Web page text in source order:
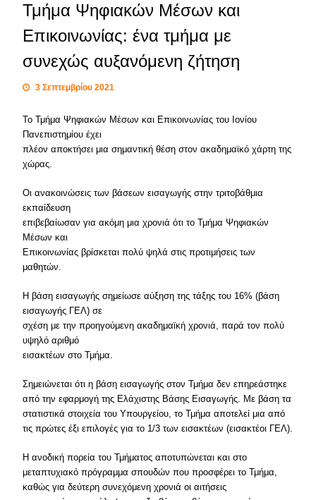
Τμήμα Ψηφιακών Μέσων και
Επικοινωνίας: ένα τμήμα με
συνεχώς αυξανόμενη ζήτηση
3 Σεπτεμβρίου 2021
Το Τμήμα Ψηφιακών Μέσων και Επικοινωνίας του Ιονίου
Πανεπιστημίου έχει
πλέον αποκτήσει μια σημαντική θέση στον ακαδημαϊκό χάρτη της
χώρας.
Οι ανακοινώσεις των βάσεων εισαγωγής στην τριτοβάθμια
εκπαίδευση
επιβεβαίωσαν για ακόμη μια χρονιά ότι το Τμήμα Ψηφιακών
Μέσων και
Επικοινωνίας βρίσκεται πολύ ψηλά στις προτιμήσεις των
μαθητών.
Η βάση εισαγωγής σημείωσε αύξηση της τάξης του 16% (βάση
εισαγωγής ΓΕΛ) σε
σχέση με την προηγούμενη ακαδημαϊκή χρονιά, παρά τον πολύ
υψηλό αριθμό
εισακτέων στο Τμήμα.
Σημειώνεται ότι η βάση εισαγωγής στον Τμήμα δεν επηρεάστηκε
από την εφαρμογή της Ελάχιστης Βάσης Εισαγωγής. Με βάση τα
στατιστικά στοιχεία του Υπουργείου, το Τμήμα αποτελεί μια από
τις πρώτες έξι επιλογές για το 1/3 των εισακτέων (εισακτέοι ΓΕΛ).
Η ανοδική πορεία του Τμήματος αποτυπώνεται και στο
μεταπτυχιακό πρόγραμμα σπουδών που προσφέρει το Τμήμα,
καθώς για δεύτερη συνεχόμενη χρονιά οι αιτήσεις